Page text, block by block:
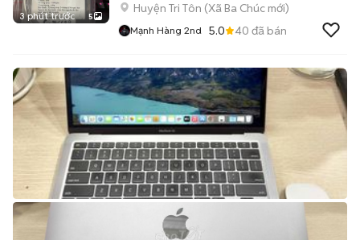
3 phút trước 5
Huyện Tri Tôn (Xã Ba Chúc mới)
Mạnh Hàng 2nd 5.0 40 đã bán